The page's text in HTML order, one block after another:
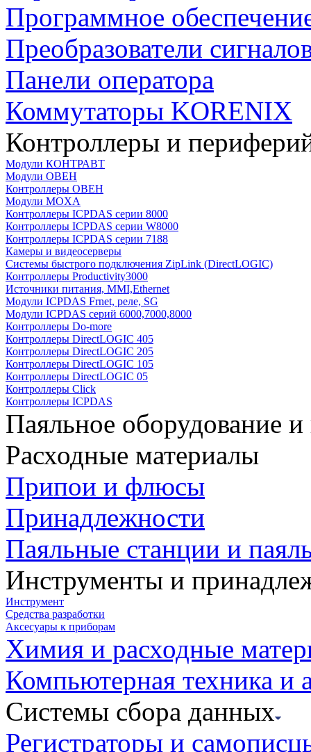
Программное
Преобразователи
Панели оператора
Коммутаторы KORENIX
Контроллеры и
Модули КОНТРАВТ
Модули ОВЕН
Контроллеры ОВЕН
Модули MOXA
Контроллеры ICPDAS серии 8000
Контроллеры ICPDAS серии W8000
Контроллеры ICPDAS серии 7188
Камеры и видеосерверы
Системы быстрого подключения ZipLink (DirectLOGIC)
Контроллеры Productivity3000
Источники питания, MMI,Ethernet
Модули ICPDAS Frnet, реле, SG
Модули ICPDAS серий 6000,7000,8000
Контроллеры Do-more
Контроллеры DirectLOGIC 405
Контроллеры DirectLOGIC 205
Контроллеры DirectLOGIC 105
Контроллеры DirectLOGIC 05
Контроллеры Click
Контроллеры ICPDAS
Паяльное оборудование
Расходные материалы
Припои и флюсы
Принадлежности
Паяльные станции и
Инструменты и
Инструмент
Средства разработки
Аксесуары к приборам
Химия и расходные
Компьютерная техника и
Системы сбора данных
Регистраторы и